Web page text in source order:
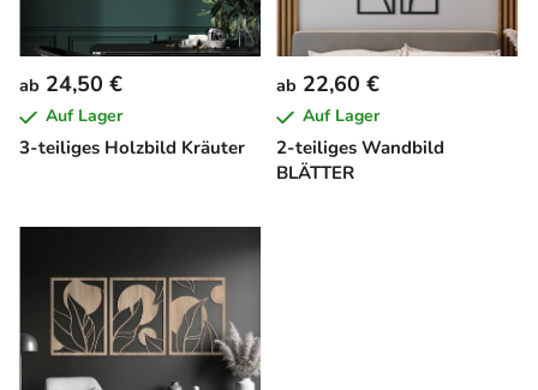
e
r
P
r
d
e
3-teiliges Holzbild Kräuter
ab 24,50 €
Auf Lager
2-teiliges Wandbild
BLÄTTER
ab 22,60 €
Auf Lager